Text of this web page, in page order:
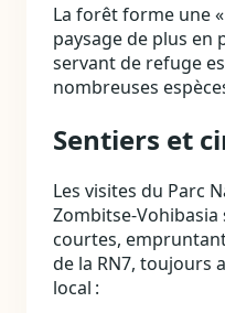
La forêt forme une
paysage de plus en
servant de refuge
nombreuses
Sentiers et
Les visites du Parc
courtes,
de la RN7, toujours
local :